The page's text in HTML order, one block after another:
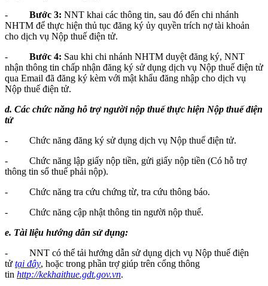
- Bước 3: NNT khai các thông tin, sau đó đến chi nhánh
NHTM để thực hiện thủ tục đăng ký ủy quyền trích nợ tài khoản
cho dịch vụ Nộp thuế điện tử.
- Bước 4: Sau khi chi nhánh NHTM duyệt đăng ký, NNT
nhận thông tin chấp nhận đăng ký sử dụng dịch vụ Nộp thuế điện tử
qua Email đã đăng ký kèm với mật khẩu đăng nhập cho dịch vụ
Nộp thuế điện tử.
d. Các chức năng hỗ trợ người nộp thuế thực hiện Nộp thuế điện
tử
- Chức năng đăng ký sử dụng dịch vụ Nộp thuế điện tử.
- Chức năng lập giấy nộp tiền, gửi giấy nộp tiền (Có hỗ trợ
thông tin sổ thuế phải nộp).
- Chức năng tra cứu chứng từ, tra cứu thông báo.
- Chức năng cập nhật thông tin người nộp thuế.
e. Tài liệu hướng dẫn sử dụng:
- NNT có thể tải hướng dẫn sử dụng dịch vụ Nộp thuế điện
tử tại đây, hoặc trong phần trợ giúp trên cổng thông
tin http://kekhaithue.gdt.gov.vn.